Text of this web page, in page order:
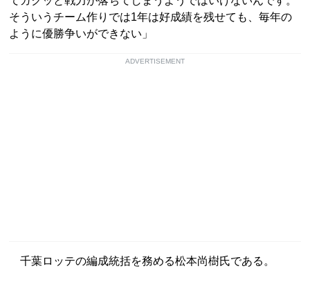
そういうチーム作りでは1年は好成績を残せても、毎年の
ように優勝争いができない」
ADVERTISEMENT
千葉ロッテの編成統括を務める松本尚樹氏である。